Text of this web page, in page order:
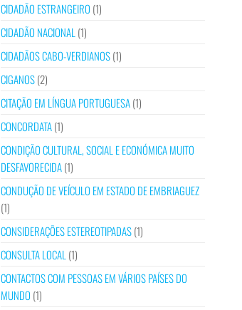
CIDADÃO ESTRANGEIRO (1)
CIDADÃO NACIONAL (1)
CIDADÃOS CABO-VERDIANOS(1)
CIGANOS(2)
CITAÇÃO EM LÍNGUA PORTUGUESA(1)
CONCORDATA(1)
CONDIÇÃO CULTURAL, SOCIAL E ECONÓMICA MUITO
DESFAVORECIDA(1)
CONDUÇÃO DE VEÍCULO EM ESTADO DE EMBRIAGUEZ
(1)
CONSIDERAÇÕES ESTEREOTIPADAS(1)
CONSULTA LOCAL (1)
CONTACTOS COM PESSOAS EM VÁRIOS PAÍSES DO
MUNDO (1)